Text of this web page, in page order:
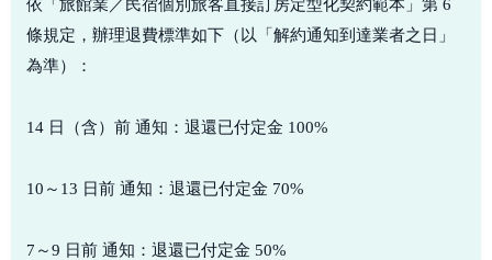
依「旅館業／民宿個別旅客直接訂房定型化契約範本」第 6
條規定，辦理退費標準如下（以「解約通知到達業者之日」
為準）：
14 日（含）前 通知：退還已付定金 100%
10～13 日前 通知：退還已付定金 70%
7～9 日前 通知：退還已付定金 50%